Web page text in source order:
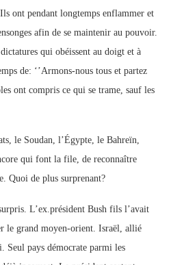
ont pendant longtemps enflammer et
afin de se maintenir au pouvoir.
qui obéissent au doigt et à
de: ‘’Armons-nous tous et partez
ont compris ce qui se trame, sauf les
le Soudan, l’Égypte, le Bahreïn,
qui font la file, de reconnaître
Quoi de plus surprenant?
L’ex.président Bush fils l’avait
le grand moyen-orient. Israël, allié
Seul pays démocrate parmi les